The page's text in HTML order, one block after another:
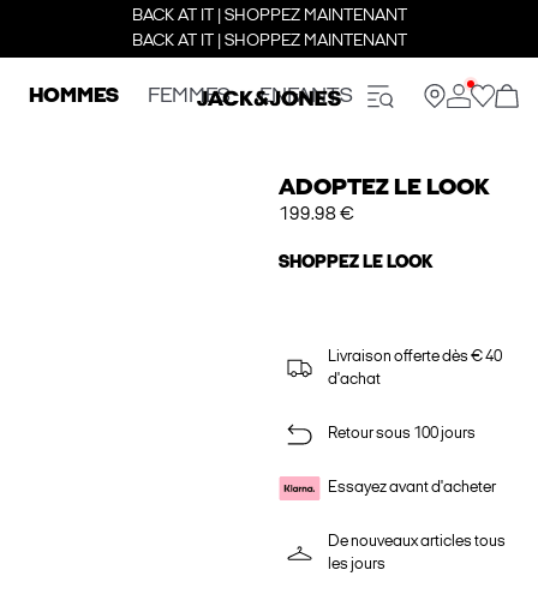
BACK AT IT | SHOPPEZ MAINTENANT
BACK AT IT | SHOPPEZ MAINTENANT
HOMMES FEMMES ENFANTS
ADOPTEZ LE LOOK
199.98 €
SHOPPEZ LE LOOK
Livraison offerte dès € 40
d'achat
Retour sous 100 jours
Essayez avant d'acheter
De nouveaux articles tous
les jours